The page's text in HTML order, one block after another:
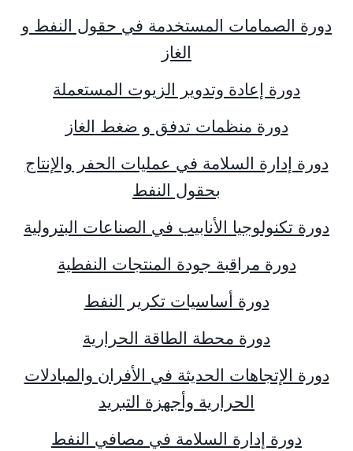
دورة الصمامات المستخدمة في حقول النفط و
الغاز
دورة إعادة وتدوير الزيوت المستعملة
دورة منظمات تدفق و ضغط الغاز
دورة إدارة السلامة في عمليات الحفر والإنتاج
بحقول النفط
دورة تكنولوجيا الأنابيب في الصناعات البترولية
دورة مراقبة جودة المنتجات النفطية
دورة أساسيات تكرير النفط
دورة محطة الطاقة الحرارية
دورة الإتجاهات الحديثة في الأفران والمبادلات
الحرارية وأجهزة التبريد
دورة إدارة السلامة في مصافي النفط